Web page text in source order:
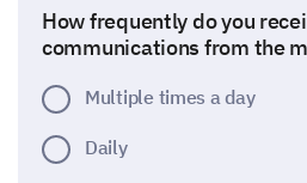
How frequently do you
communications from the
Multiple times a day
Daily